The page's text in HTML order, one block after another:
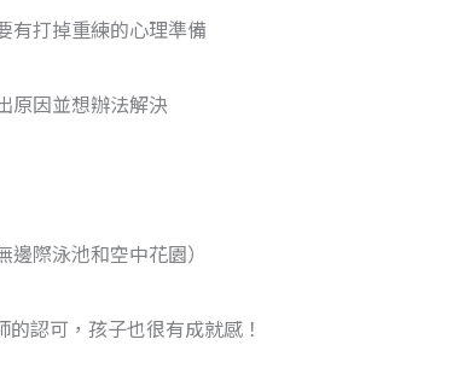
有打掉重練的心理準備
原因並想辦法解決
際泳池和空中花園）
認可，孩子也很有成就感！